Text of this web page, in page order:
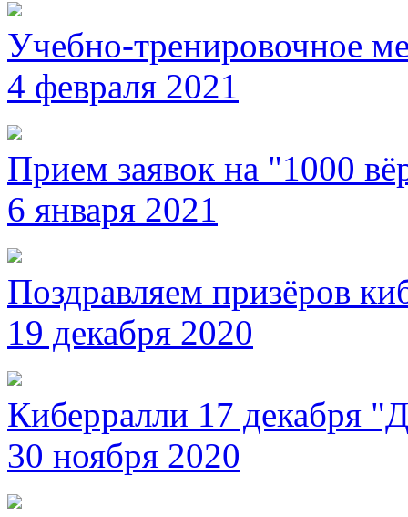
Учебно-тренировочное
4 февраля 2021
Прием заявок на "1000
6 января 2021
Поздравляем призёров
19 декабря 2020
Киберралли 17 декабря
30 ноября 2020